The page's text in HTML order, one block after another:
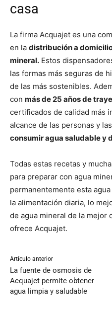
casa
La firma Acquajet es una
en la distribución a
mineral. Estos
las formas más seguras de
de las más sostenibles.
con más de 25 años de
certificados de calidad más
alcance de las personas y
consumir agua saludable y
Todas estas recetas y
para preparar con agua
permanentemente esta
la alimentación diaria, lo
de agua mineral de la mejor
ofrece Acquajet.
Artículo anterior
La fuente de osmosis de
Acquajet permite obtener
agua limpia y saludable